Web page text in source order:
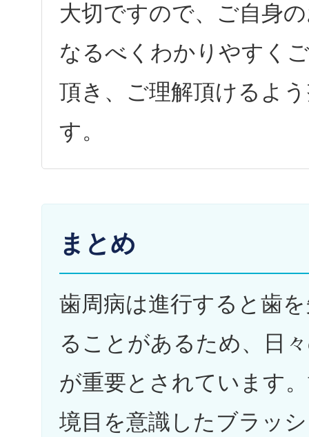
大切ですので、ご自身
なるべくわかりやすく
頂き、ご理解頂けるよ
す。
まとめ
歯周病は進行すると歯
ることがあるため、日
が重要とされています
境目を意識したブラッ